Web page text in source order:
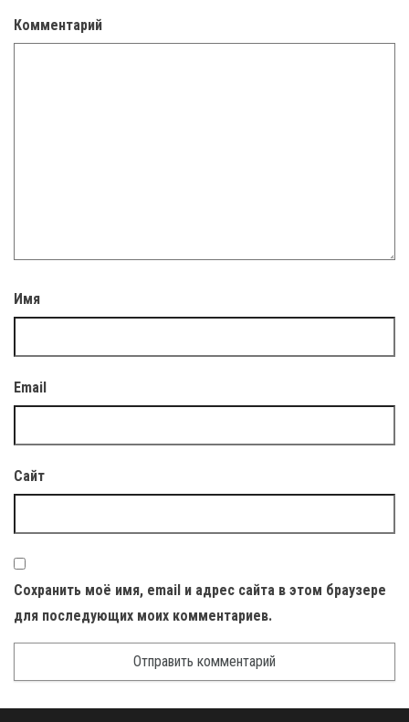
Комментарий
Имя
Email
Сайт
Сохранить моё имя, email и адрес сайта в этом браузере
для последующих моих комментариев.